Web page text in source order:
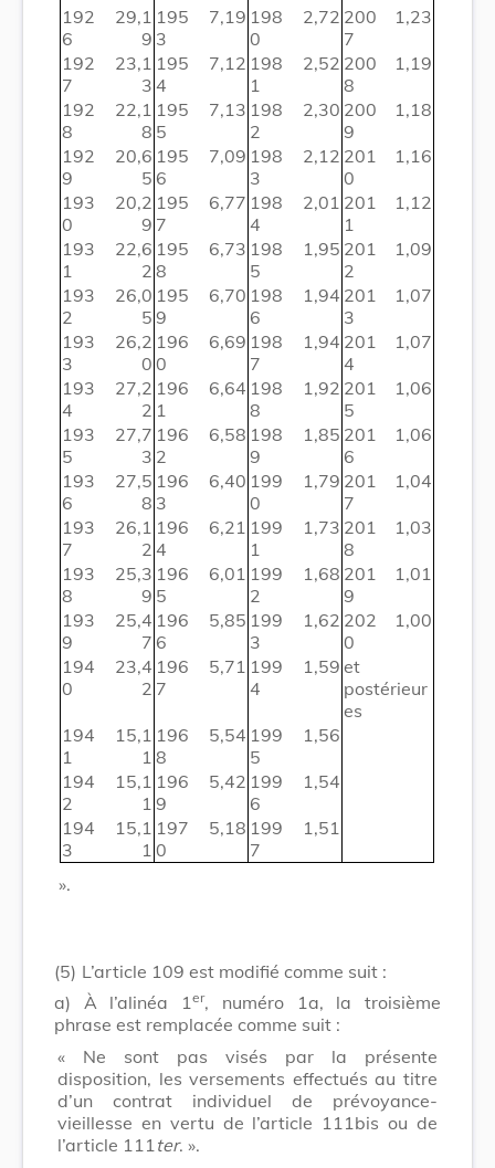
192
6
29,1
9
195
3
7,19 198
0
2,72 200
7
1,23
192
7
23,1
3
195
4
7,12 198
1
2,52 200
8
1,19
192
8
22,1
8
195
5
7,13 198
2
2,30 200
9
1,18
192
9
20,6
5
195
6
7,09 198
3
2,12 201
0
1,16
193
0
20,2
9
195
7
6,77 198
4
2,01 201
1
1,12
193
1
22,6
2
195
8
6,73 198
5
1,95 201
2
1,09
193
2
26,0
5
195
9
6,70 198
6
1,94 201
3
1,07
193
3
26,2
0
196
0
6,69 198
7
1,94 201
4
1,07
193
4
27,2
2
196
1
6,64 198
8
1,92 201
5
1,06
193
5
27,7
3
196
2
6,58 198
9
1,85 201
6
1,06
193
6
27,5
8
196
3
6,40 199
0
1,79 201
7
1,04
193
7
26,1
2
196
4
6,21 199
1
1,73 201
8
1,03
193
8
25,3
9
196
5
6,01 199
2
1,68 201
9
1,01
193
9
25,4
7
196
6
5,85 199
3
1,62 202
0
1,00
194
0
23,4
2
196
7
5,71 199
4
1,59 et
postérieur
es
194
1
15,1
1
196
8
5,54 199
5
1,56
194
2
15,1
1
196
9
5,42 199
6
1,54
194
3
15,1
1
197
0
5,18 199
7
1,51
».
(5) L’article 109 est modifié comme suit :
a) À l’alinéa 1er, numéro 1a, la troisième
phrase est remplacée comme suit :
« Ne sont pas visés par la présente
disposition, les versements effectués au titre
d’un contrat individuel de prévoyance-
vieillesse en vertu de l’article 111bis ou de
l’article 111 ter. ».